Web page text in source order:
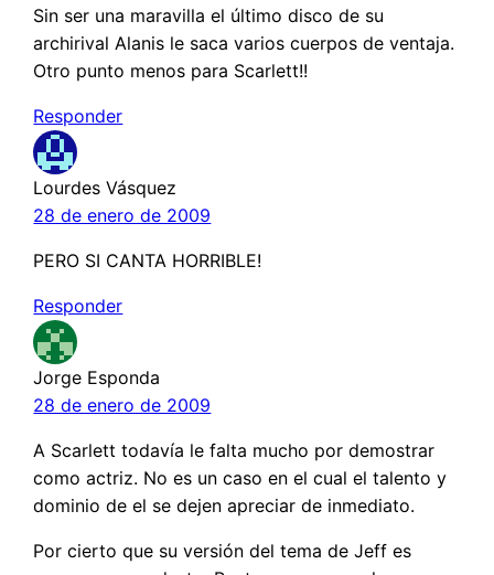
Sin ser una maravilla el último disco de su
archirival Alanis le saca varios cuerpos de ventaja.
Otro punto menos para Scarlett!!
Responder
Lourdes Vásquez
28 de enero de 2009
PERO SI CANTA HORRIBLE!
Responder
Jorge Esponda
28 de enero de 2009
A Scarlett todavía le falta mucho por demostrar
como actriz. No es un caso en el cual el talento y
dominio de el se dejen apreciar de inmediato.
Por cierto que su versión del tema de Jeff es